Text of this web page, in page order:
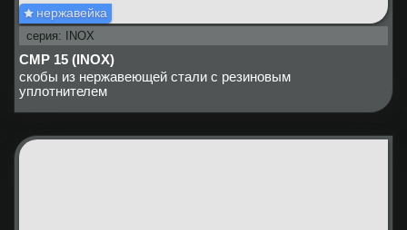
нержавейка
серия: INOX
СМР 15 (INOX)
скобы из нержавеющей стали с резиновым
уплотнителем